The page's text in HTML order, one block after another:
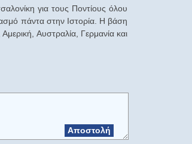
για τους Ποντίους όλου
πάντα στην Ιστορία. Η βάση
Αυστραλία, Γερμανία και
Αποστολή